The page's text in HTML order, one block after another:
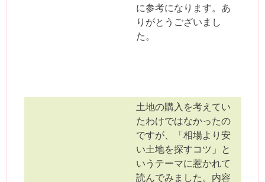
に参考になります。あ
りがとうございまし
た。
土地の購入を考えてい
たわけではなかったの
ですが、「相場より安
い土地を探すコツ」と
いうテーマに惹かれて
読んでみました。内容